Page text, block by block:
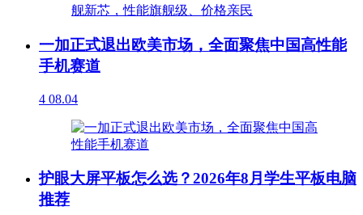
一加正式退出欧美市场，全面聚焦中国高性能
手机赛道
4 08.04
护眼大屏平板怎么选？2026年8月学生平板电脑
推荐